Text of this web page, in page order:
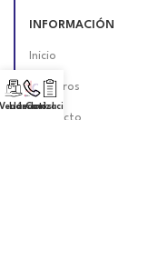
INFORMACIÓN
Inicio
Nosotros
Contacto
Llámanos!
Cotización